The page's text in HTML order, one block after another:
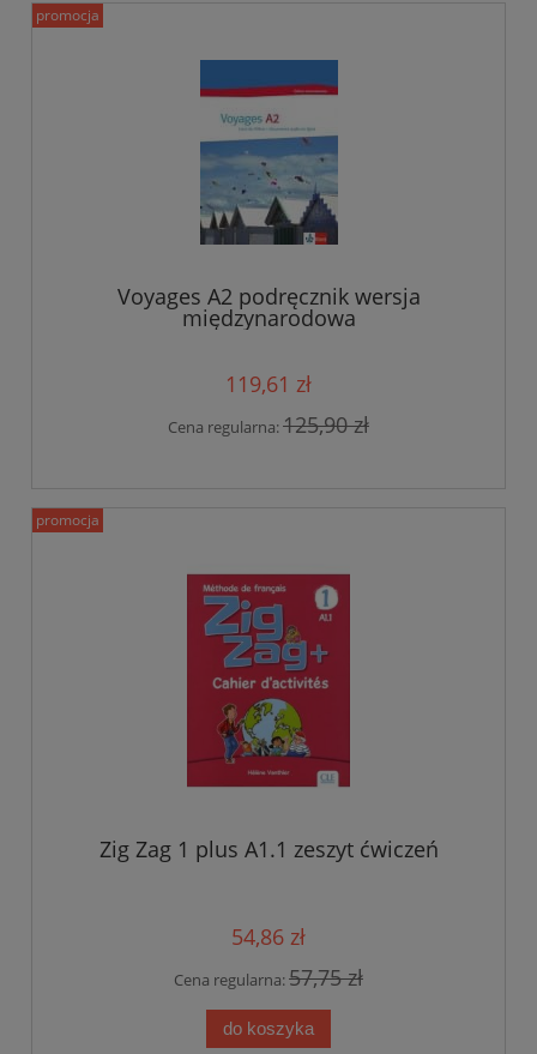
Voyages A2 podręcznik wersja
międzynarodowa
119,61 zł
Cena regularna:125,90 zł
promocja
Zig Zag 1 plus A1.1 zeszyt ćwiczeń
54,86 zł
Cena regularna:57,75 zł
do koszyka
promocja